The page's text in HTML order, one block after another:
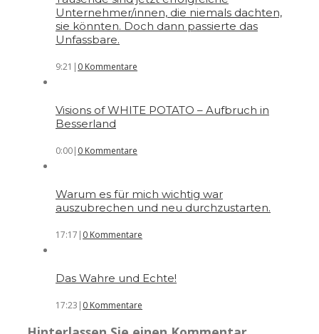
Unternehmer/innen, die niemals dachten,
sie könnten. Doch dann passierte das
Unfassbare.
9:21 | 0 Kommentare
Visions of WHITE POTATO – Aufbruch in
Besserland
0:00| 0 Kommentare
Warum es für mich wichtig war
auszubrechen und neu durchzustarten.
17:17 | 0 Kommentare
Das Wahre und Echte!
17:23 | 0 Kommentare